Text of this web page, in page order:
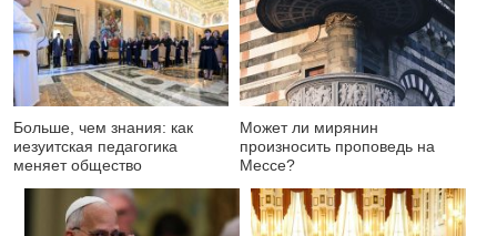
Больше, чем знания: как
иезуитская педагогика
меняет общество
Может ли мирянин
произносить проповедь на
Мессе?